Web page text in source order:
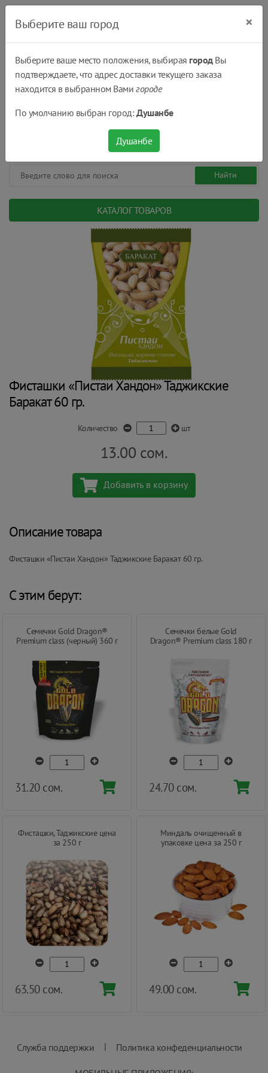
КАТАЛОГ ТОВАРОВ
Фисташки «Пистаи Хандон» Таджикские
Баракат 60 гр.
Количество шт
13.00 сом.
Добавить в корзину
Описание товара
Фисташки «Пистаи Хандон» Таджикские Баракат 60 гр.
С этим берут:
Семечки Gold Dragon®
Premium class (черный) 360 г
31.20 сом.
Семечки белые Gold
Dragon® Premium class 180 г
24.70 сом.
Фисташки, Таджикские цена
за 250 г
63.50 сом.
Миндаль очищенный в
упаковке цена за 250 г
49.00 сом.
Служба поддержки | Политика конфеденциальности
Выберите ваш город ×
Выберите ваше место положения, выбирая городВы
подтверждаете, что адрес доставки текущего заказа
находится в выбранном Вамигороде
По умолчанию выбран город:Душанбе
Душанбе